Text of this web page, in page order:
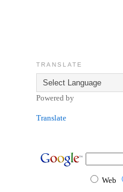
TRANSLATE
Powered by
Translate
Web